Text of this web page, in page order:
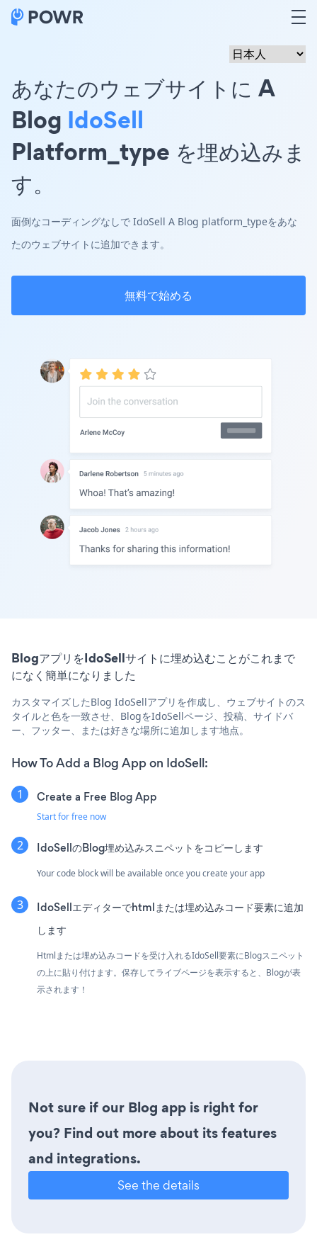
あなたのウェブサイトに A
Blog IdoSell
Platform_type を埋め込みま
す。
面倒なコーディングなしで IdoSell A Blog platform_typeをあな
たのウェブサイトに追加できます。
無料で始める
BlogアプリをIdoSellサイトに埋め込むことがこれまで
になく簡単になりました
カスタマイズしたBlog IdoSellアプリを作成し、ウェブサイトのス
タイルと色を一致させ、BlogをIdoSellページ、投稿、サイドバ
ー、フッター、または好きな場所に追加します地点。
How To Add a Blog App on IdoSell:
Create a Free Blog App
Start for free now
IdoSellのBlog埋め込みスニペットをコピーします
Your code block will be available once you create your app
IdoSellエディターでhtmlまたは埋め込みコード要素に追加
します
Htmlまたは埋め込みコードを受け入れるIdoSell要素にBlogスニペット
の上に貼り付けます。保存してライブページを表示すると、Blogが表
示されます！
Not sure if our Blog app is right for
you? Find out more about its features
and integrations.
See the details